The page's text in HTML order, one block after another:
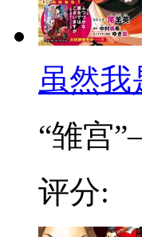
虽然我
“雏宫
评分: